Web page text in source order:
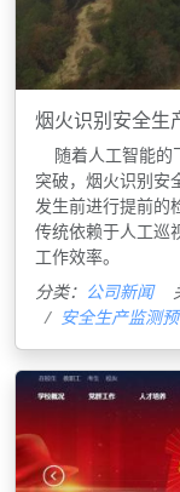
烟火识别安全生
随着人工智能的
突破，烟火识别安
发生前进行提前的
传统依赖于人工巡
工作效率。
分类： 公司新闻
安全生产监测